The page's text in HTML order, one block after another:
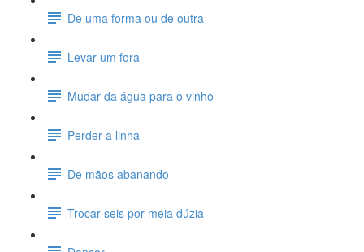
De uma forma ou de outra
Levar um fora
Mudar da água para o vinho
Perder a linha
De mãos abanando
Trocar seis por meia dúzia